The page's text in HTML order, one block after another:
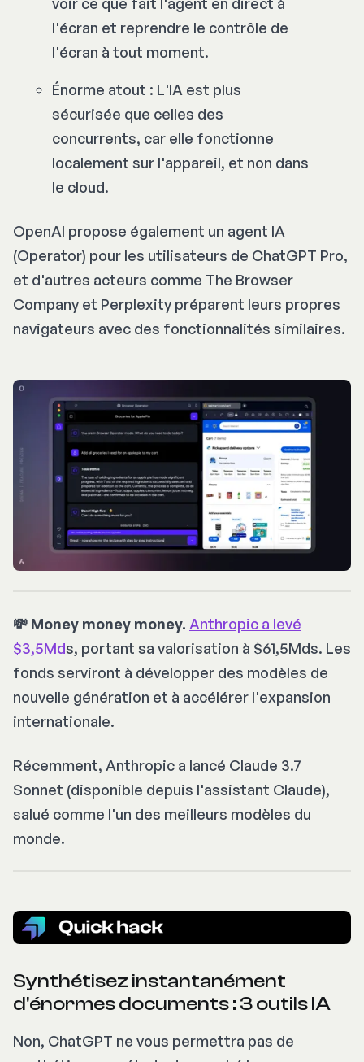
l'écran et reprendre le contrôle de
l'écran à tout moment.
Énorme atout : L'IA est plus
sécurisée que celles des
concurrents, car elle fonctionne
localement sur l'appareil, et non dans
le cloud.
OpenAI propose également un agent IA
(Operator) pour les utilisateurs de ChatGPT Pro,
et d'autres acteurs comme The Browser
Company et Perplexity préparent leurs propres
navigateurs avec des fonctionnalités similaires.
💸 Money money money. Anthropic a levé
$3,5Mds, portant sa valorisation à $61,5Mds. Les
fonds serviront à développer des modèles de
nouvelle génération et à accélérer l'expansion
internationale.
Récemment, Anthropic a lancé Claude 3.7
Sonnet (disponible depuis l'assistant Claude),
salué comme l'un des meilleurs modèles du
monde.
Synthétisez instantanément
d'énormes documents : 3 outils IA
Non, ChatGPT ne vous permettra pas de